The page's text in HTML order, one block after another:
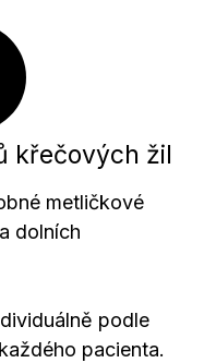
křečových žil
metličkové
dolních
podle
pacienta.